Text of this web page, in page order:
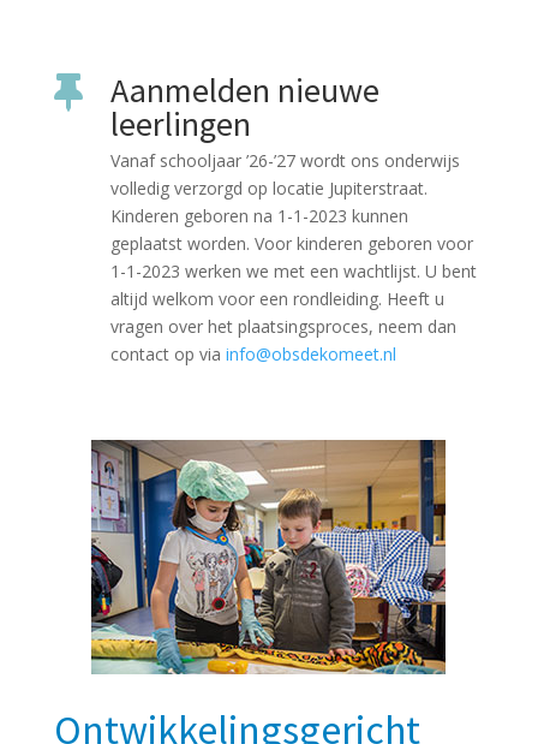
 Aanmelden nieuwe
leerlingen
Vanaf schooljaar ’26-’27 wordt ons onderwijs
volledig verzorgd op locatie Jupiterstraat.
Kinderen geboren na 1-1-2023 kunnen
geplaatst worden. Voor kinderen geboren voor
1-1-2023 werken we met een wachtlijst. U bent
altijd welkom voor een rondleiding. Heeft u
vragen over het plaatsingsproces, neem dan
contact op via info@obsdekomeet.nl
Ontwikkelingsgericht